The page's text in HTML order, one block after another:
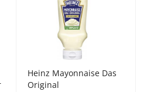
Heinz Mayonnaise Das
Original